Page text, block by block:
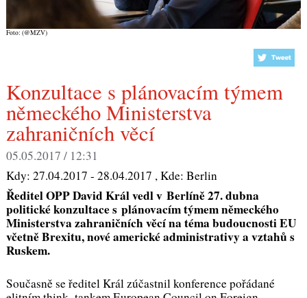
Foto: (@MZV)
Konzultace s plánovacím týmem
německého Ministerstva
zahraničních věcí
05.05.2017 / 12:31
Kdy: 27.04.2017 - 28.04.2017 , Kde: Berlin
Ředitel OPP David Král vedl v Berlíně 27. dubna
politické konzultace s plánovacím týmem německého
Ministerstva zahraničních věcí na téma budoucnosti EU
včetně Brexitu, nové americké administrativy a vztahů s
Ruskem.
Současně se ředitel Král zúčastnil konference pořádané